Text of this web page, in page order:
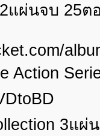
แผ่นจบ 25
Action
3แ